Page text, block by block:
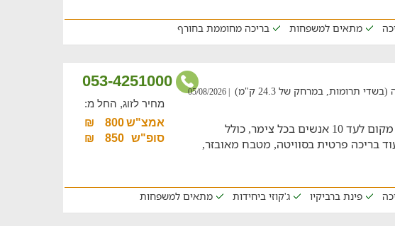
מתאים למשפחות בריכה מחוממת בחורף
053-4251000
תרומות, במרחק של 24.3 ק"מ) | 05/08/2026
2 צימרים למשפחות עם מקום לעד 10 אנשים בכל צימר, כולל
בריכה פרטית בסוויטה, מטבח מאובזר,
מחיר לזוג, החל מ:
אמצ"ש800
₪
סופ"ש
850
₪
פינת ברביקיו ג'קוזי ביחידות מתאים למשפחות